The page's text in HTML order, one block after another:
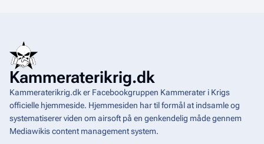
Kammeraterikrig.dk
Kammeraterikrig.dk er Facebookgruppen Kammerater i Krigs
officielle hjemmeside. Hjemmesiden har til formål at indsamle og
systematiserer viden om airsoft på en genkendelig måde gennem
Mediawikiscontent management system.